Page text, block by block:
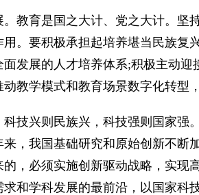
育是国之大计、党之大计。坚
。要积极承担起培养堪当民族复
发展的人才培养体系;积极主动迎
教学模式和教育场景数字化转型
兴则民族兴，科技强则国家强
，我国基础研究和原始创新不断
，必须实施创新驱动战略，实现
和学科发展的最前沿，以国家科